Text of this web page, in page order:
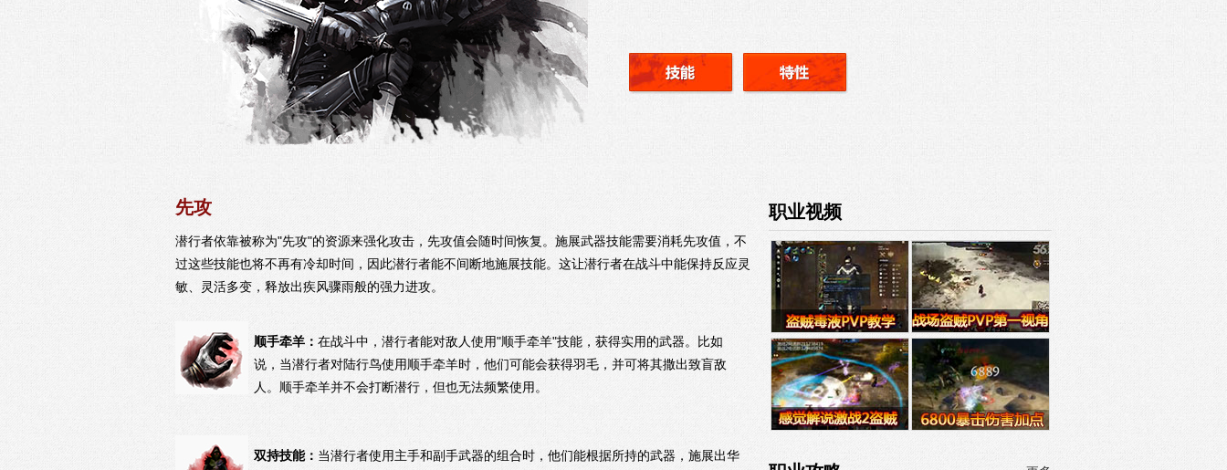
先攻
潜行者依靠被称为"先攻"的资源来强化攻击，先攻值会随时间恢复。施展武器技能需要消耗先攻值，不
过这些技能也将不再有冷却时间，因此潜行者能不间断地施展技能。这让潜行者在战斗中能保持反应灵
敏、灵活多变，释放出疾风骤雨般的强力进攻。
顺手牵羊： 在战斗中，潜行者能对敌人使用"顺手牵羊"技能，获得实用的武器。比如
说，当潜行者对陆行鸟使用顺手牵羊时，他们可能会获得羽毛，并可将其撒出致盲敌
人。顺手牵羊并不会打断潜行，但也无法频繁使用。
双持技能： 当潜行者使用主手和副手武器的组合时，他们能根据所持的武器，施展出华
职业视频